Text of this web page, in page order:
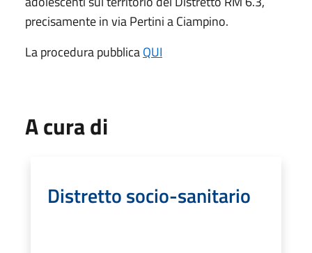
precisamente in via Pertini a Ciampino.
La procedura pubblicaQUI
A cura di
Distretto socio-sanitario